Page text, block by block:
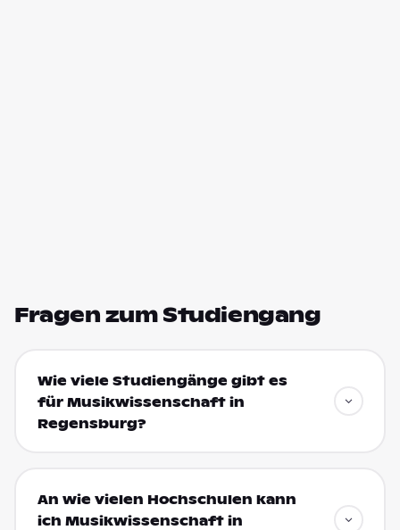
Fragen zum Studiengang
Wie viele Studiengänge gibt es
für Musikwissenschaft in
Regensburg?
An wie vielen Hochschulen kann
ich Musikwissenschaft in